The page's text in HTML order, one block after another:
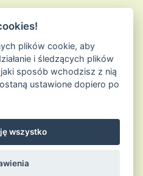
is proudly powered by
and Comments (RSS)
plików cookie, aby
i śledzących plików
sposób wchodzisz z nią
ustawione dopiero po
wszystko